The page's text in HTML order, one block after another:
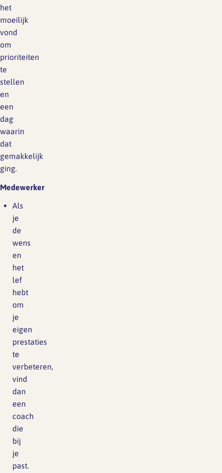
het
moeilijk
vond
om
prioriteiten
te
stellen
en
een
dag
waarin
dat
gemakkelijk
ging.
Medewerker
Als
je
de
wens
en
het
lef
hebt
om
je
eigen
prestaties
te
verbeteren,
vind
dan
een
coach
die
bij
je
past.